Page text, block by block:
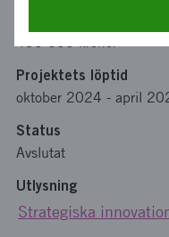
430 500 kronor
Projektets löptid
oktober 2024 - april
Status
Avslutat
Utlysning
Strategiska